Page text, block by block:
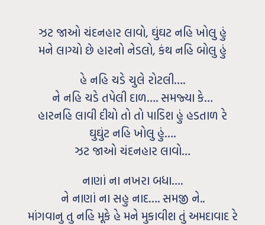
ઝટ જાઓ ચંદનહાર લાવો, ઘુંઘટ નહિ ખોલુ હું
મને લાગ્યો છે હારનો નેડલો, કંથ નહિ બોલુ હું
હે નહિ ચડે ચુલે રોટલી….
ને નહિ ચડે તપેલી દાળ…. સમજ્યા કે…
હારનહિ લાવી દીયો તો તો પાડિશ હું હડતાળ રે
ઘુઘુંટ નહિ ખોલુ હું….
ઝટ જાઓ ચંદનહાર લાવો…
નાણાં ના નખરા બધા….
ને નાણાં ના સહુ નાદ…. સમજી ને..
માંગવાનુ તુ નહિ મૂકે હે મને મુકાવીશ તું અમદાવાદ રે